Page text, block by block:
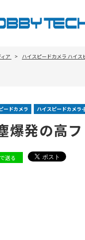
ア ハイスピードカメラ ハイス
ードカメラ ハイスピードカメラ-
爆発の高
送る